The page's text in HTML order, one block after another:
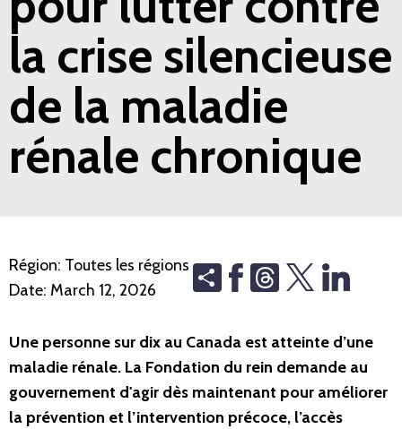
la crise silencieuse
de la maladie
rénale chronique
Région: Toutes les régions
Date: March 12, 2026
Share Threads
Une personne sur dix au Canada est atteinte d’une
maladie rénale. La Fondation du rein demande au
gouvernement d'agir dès maintenant pour améliorer
la prévention et l’intervention précoce, l’accès